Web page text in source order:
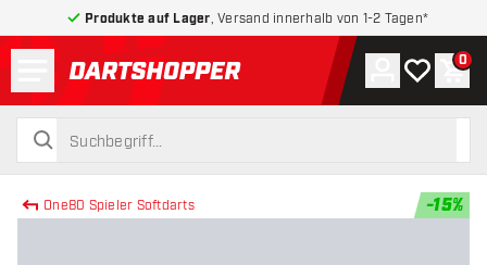
Produkte auf Lager , Versand innerhalb von 1-2 Tagen*
zurück zur Startseite
suchen
suchen
Konto
Meine 0
One80 Spieler Softdarts -15%